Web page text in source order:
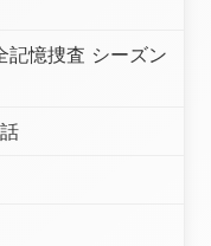
記憶捜査 シーズン